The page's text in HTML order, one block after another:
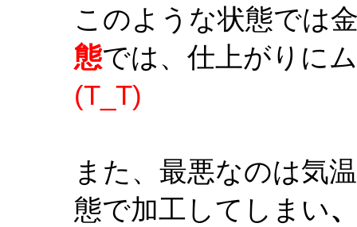
このような状態では
態では、仕上がりに
(T_T)
また、最悪なのは気
態で加工してしまい、